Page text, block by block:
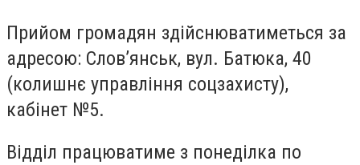
Прийом громадян здійснюватиметься за
адресою: Слов’янськ, вул. Батюка, 40
(колишнє управління соцзахисту),
кабінет №5.
Відділ працюватиме з понеділка по